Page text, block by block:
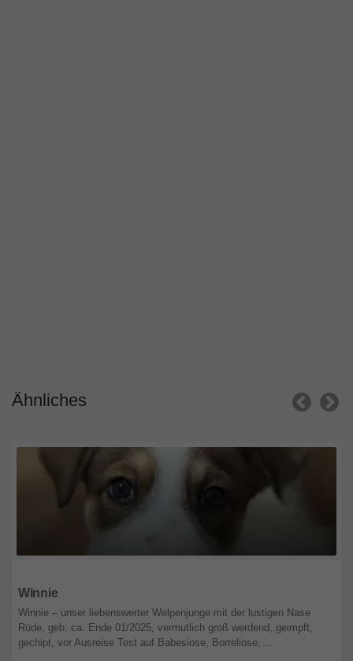
Ähnliches
Winnie
Winnie – unser liebenswerter Welpenjunge mit der lustigen Nase
Rüde, geb. ca. Ende 01/2025, vermutlich groß werdend, geimpft,
gechipt, vor Ausreise Test auf Babesiose, Borreliose, ...